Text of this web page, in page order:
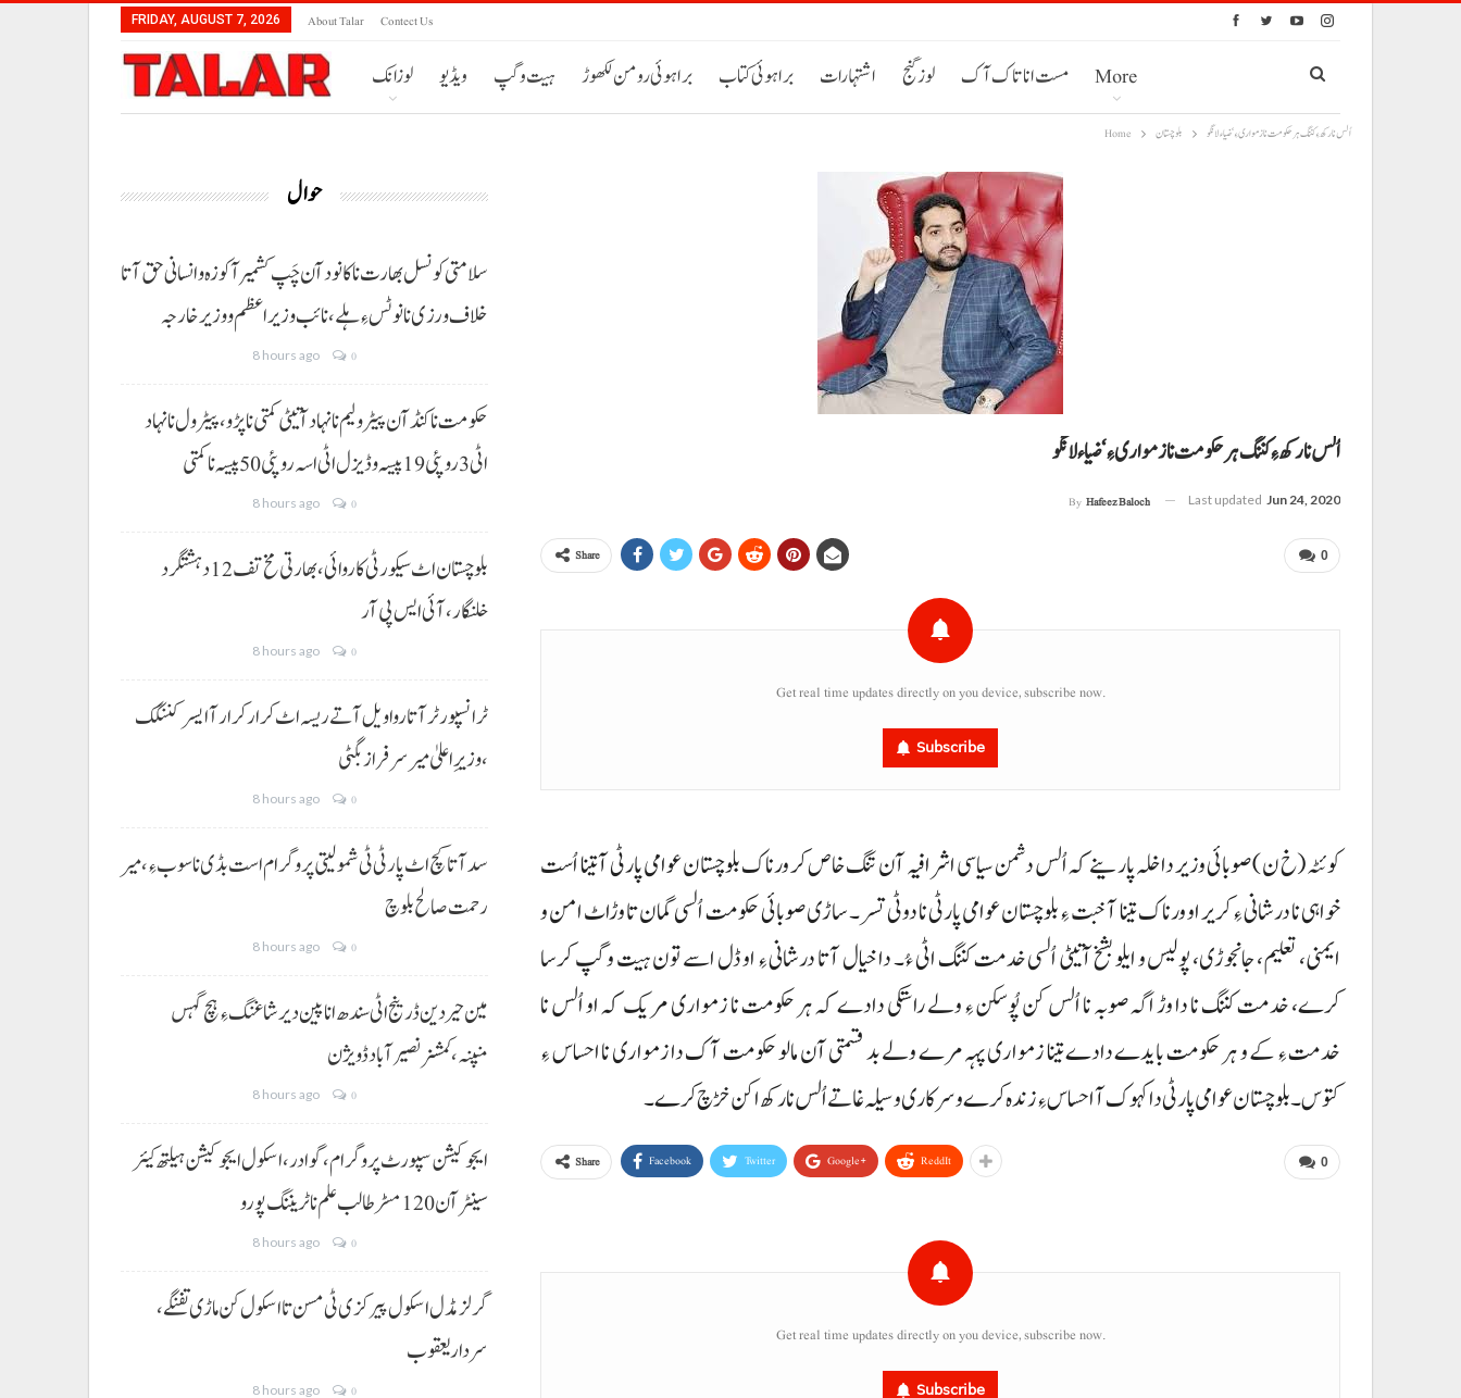
FRIDAY, AUGUST 7, 2026 About Talar Contect Us
لوزانک ویڈیو ہیت و گپ براہوئی رومن لکھوڑ براہوئی کتاب اشتہارات لوز گنج مست انا تاک آک More
Home بلوچستان اُلس نا رکھ ءِ کننگ ہر حکومت نا زمواری ءِ‘ ضیاءلانگو
اُلس نا رکھ ءِ کننگ ہر حکومت نا زمواری ءِ‘ ضیاءلانگو
By Hafeez Baloch Last updated Jun 24, 2020
0
Share
Get real time updates directly on you device, subscribe now.
Subscribe
کوئٹہ (خ ن ) صوبائی وزیر داخلہ پارینے کہ اُلس دشمن سیاسی اشرافیہ آن تنگ خاص کر ورناک بلوچستان عوامی پارٹی آ تینا اُست
خواہی نا درشانی ءِ کریر او ورناک تینا آخبت ءِ بلوچستان عوامی پارٹی نا دوٹی تسر۔ ساڑی صوبائی حکومت اُلسی گمان تا وڑاٹ امن و
ایمنی، تعلیم، جانجوڑی، پولیس و ایلو بشخ آتیٹی اُلسی خدمت کننگ اٹی ءُ۔ دا خیال آتا درشانی ءِ او ڈل اسے تون ہیت و گپ کرسا
کرے، خدمت کننگ نا دا وڑ اگہ صوبہ نا اُلس کن پُوسکن ءِ ولے راستکی دادے کہ ہر حکومت نا زمواری مریک کہ او اُلس نا
خدمت ءِ کے و ہر حکومت بایدے دادے تینا زمواری پہہ مرے ولے بد قسمتی آن مالو حکومت آک دا زمواری نا احساس ءِ
کتوس۔ بلوچستان عوامی پارٹی دا کہوک آ احساس ءِ زندہ کرے و سرکاری وسیلہ غاتے اُلس نا رکھ اکن خڑچ کرے۔
0
Share Facebook Twitter Google+ ReddIt
Get real time updates directly on you device, subscribe now.
Subscribe
حوال
سلامتی کونسل بھارت نا کانود آن چَپ کشمیر آ کوزہ و انسانی حق آتا
خلاف ورزی نا نوٹس ءِ ہلے،نائب وزیراعظم و وزیر خارجہ
8 hours ago 0
حکومت نا کنڈ آن پیٹرولیم نا نہاد آتیٹی کمتی نا پڑو،پیٹرول نا نہاد
اٹی 3 روپئی 19 پیسہ و ڈیزل اٹی اسہ روپئی 50 پیسہ نا کمتی
8 hours ago 0
بلوچستان اٹ سیکورٹی کاروائی، بھارتی مخ تف 12 دہشتگرد
خلنگار،آئی ایس پی آر
8 hours ago 0
ٹرانسپورٹر آتا روا ویل آتے ریسہ اٹ کرار کرار آ ایسر کننگک
،وزیرِ اعلیٰ میر سرفراز بگٹی
8 hours ago 0
سد آتا کچ اٹ پارٹی ٹی شمولیتی پروگرام است بڈی نا سوب ءِ،میر
رحمت صالح بلوچ
8 hours ago 0
مین حیردین ڈرینج اٹی سندھ انا پین دیر شاغنگ ءِ ہچ گہس
منپنہ،کمشنر نصیرآباد ڈویژن
8 hours ago 0
ایجوکیشن سپورٹ پروگرام،گوادر، اسکول ایجوکیشن ہیلتھ کیئر
سینٹر آن 120 مسڑ طالب علم نا ٹریننگ پورو
8 hours ago 0
گرلز مڈل اسکول پیرکزی ٹی مسن تا اسکول کن ماڑی تفنگے،
سردار یعقوب
8 hours ago 0